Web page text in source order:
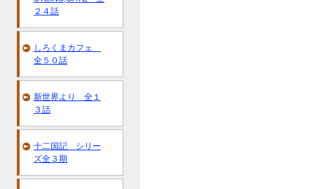
２４話
しろくまカフェ
全５０話
新世界より 全１
３話
十二国記 シリー
ズ全３期